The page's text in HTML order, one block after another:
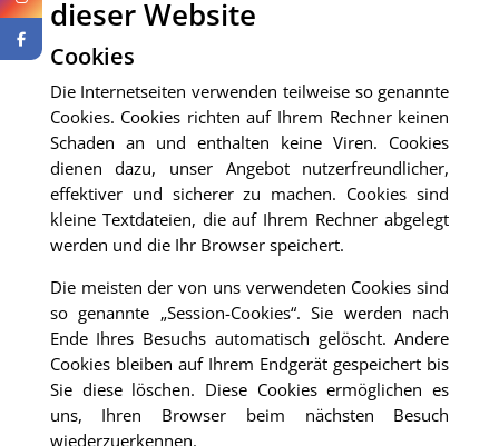
dieser Website
Cookies
Die Internetseiten verwenden teilweise so genannte
Cookies. Cookies richten auf Ihrem Rechner keinen
Schaden an und enthalten keine Viren. Cookies
dienen dazu, unser Angebot nutzerfreundlicher,
effektiver und sicherer zu machen. Cookies sind
kleine Textdateien, die auf Ihrem Rechner abgelegt
werden und die Ihr Browser speichert.
Die meisten der von uns verwendeten Cookies sind
so genannte „Session-Cookies“. Sie werden nach
Ende Ihres Besuchs automatisch gelöscht. Andere
Cookies bleiben auf Ihrem Endgerät gespeichert bis
Sie diese löschen. Diese Cookies ermöglichen es
uns, Ihren Browser beim nächsten Besuch
wiederzuerkennen.